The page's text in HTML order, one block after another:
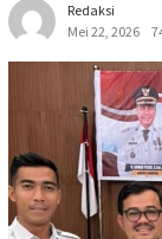
Redaksi
Mei 22, 2026